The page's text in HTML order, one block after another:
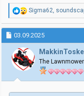
R
e
a
k
j
o
n
r
Sigma62
03.09.2025
The